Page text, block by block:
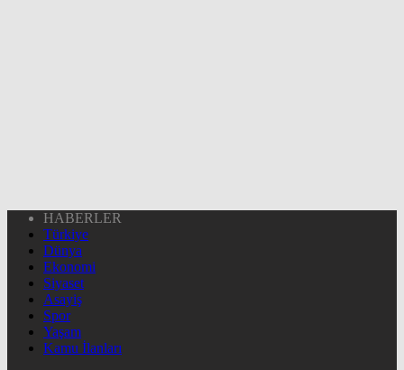
HABERLER
Türkiye
Dünya
Ekonomi
Siyaset
Asayiş
Spor
Yaşam
Kamu İlanları